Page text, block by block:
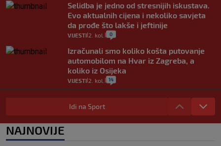
Selidba je jedno od stresnijih iskustava.
Evo aktualnih cijena i nekoliko savjeta
da prođe što lakše i jeftinije
VIJESTI 2. kol. 0
Izračunali smo koliko košta putovanje
automobilom na Hvar iz Zagreba, a
koliko iz Osijeka
VIJESTI 2. kol. 14
"Kći je otišla na more, a zaboravila
zdravstvenu iskaznicu". Kakva su prava
pacijenata izvan mjesta prebivališta?
1
Idi na Sport
NAJNOVIJE